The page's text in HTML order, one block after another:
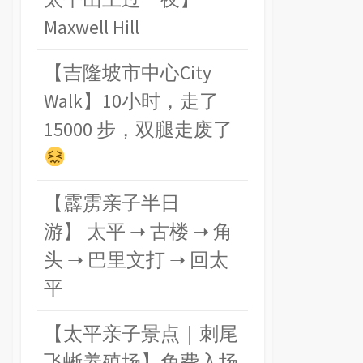
Maxwell Hill
【吉隆坡市中心City
Walk】10小时，走了
15000 步，双腿走废了
【霹雳亲子半日
游】 太平 ➝ 古楼 ➝ 角
头 ➝ 巴里文打 ➝ 回太
平
【太平亲子景点｜刺尾